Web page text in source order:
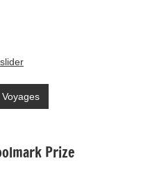
slider
Voyages
Prize